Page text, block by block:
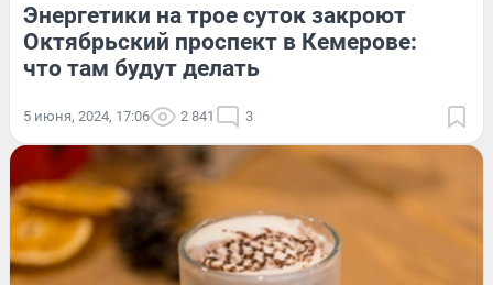
Энергетики на трое суток закроют
Октябрьский проспект в Кемерове:
что там будут делать
5 июня, 2024, 17:06 2 841 3